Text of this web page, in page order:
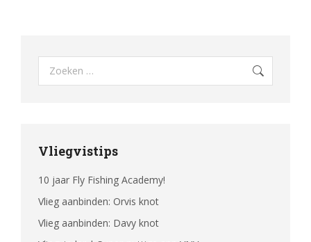
Search:
Vliegvistips
10 jaar Fly Fishing Academy!
Vlieg aanbinden: Orvis knot
Vlieg aanbinden: Davy knot